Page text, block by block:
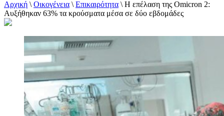
Αλεξάνδρα Καππάτου Ψυχολόγος –
Παιδοψυχολόγος
Αρχική \ Οικογένεια \ Επικαιρότητα \ Η επέλαση της Omicron 2:
Αυξήθηκαν 63% τα κρούσματα μέσα σε δύο εβδομάδες